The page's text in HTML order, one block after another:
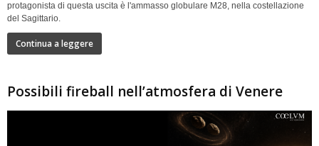
protagonista di questa uscita è l'ammasso globulare M28, nella costellazione
del Sagittario.
Continua a leggere
Possibili fireball nell’atmosfera di Venere